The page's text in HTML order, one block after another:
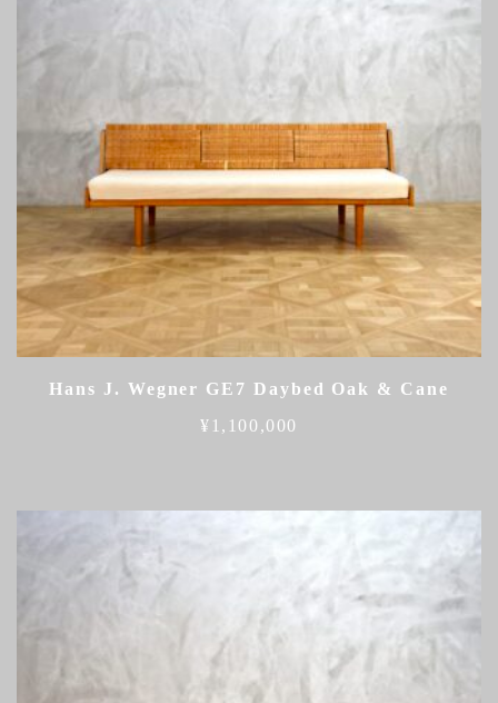
Hans J. Wegner GE7 Daybed Oak & Cane
¥ 1,100,000